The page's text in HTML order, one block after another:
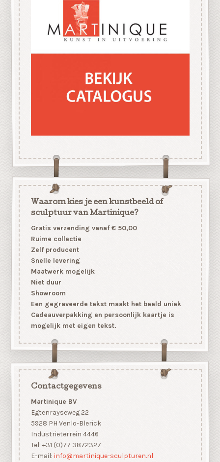
Waarom kies je een kunstbeeld of
sculptuur van Martinique?
Gratis verzending vanaf € 50,00
Ruime collectie
Zelf producent
Snelle levering
Maatwerk mogelijk
Niet duur
Showroom
Een gegraveerde tekst maakt het beeld uniek
Cadeauverpakking en persoonlijk kaartje is
mogelijk met eigen tekst.
Contactgegevens
Martinique BV
Egtenrayseweg 22
5928 PH Venlo-Blerick
Industrieterrein 4446
Tel: +31 (0)77 3872327
E-mail: info@martinique-sculpturen.nl